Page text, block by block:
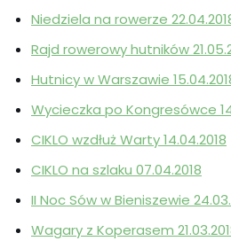
Niedziela na rowerze
Rajd rowerowy hutników
Hutnicy w Warszawie
Wycieczka po Kongresówce
CIKLO wzdłuż Warty 14.04.2018
CIKLO na szlaku 07.04.2018
II Noc Sów w Bieniszewie
Wagary z Koperasem